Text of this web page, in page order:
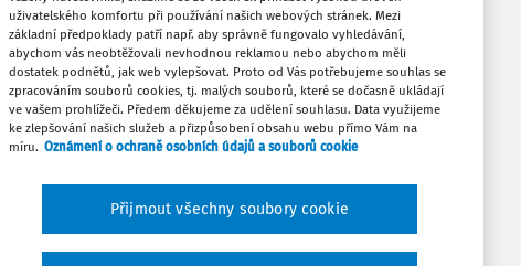
že náklady (výdaje) na
cenu konkrétního plnění na
li náklady (výdaje) na tato plnění
ekonomickou činností, za
(výdaje) vynaložené na takto
s touto celkovou ekonomickou
Oblíbené
Stáhnout
uživatelského komfortu při používání našich webových stránek. Mezi
základní předpoklady patří např. aby správně fungovalo vyhledávání,
abychom vás neobtěžovali nevhodnou reklamou nebo abychom měli
dostatek podnětů, jak web vylepšovat. Proto od Vás potřebujeme souhlas se
zpracováním souborů cookies, tj. malých souborů, které se dočasně ukládají
ve vašem prohlížeči. Předem děkujeme za udělení souhlasu. Data využijeme
ke zlepšování našich služeb a přizpůsobení obsahu webu přímo Vám na
míru. Oznámení o ochraně osobních údajů a souborů cookie
Přijmout všechny soubory cookie